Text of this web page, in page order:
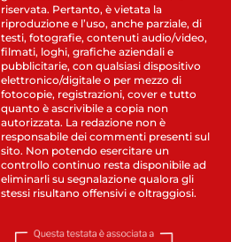
riservata. Pertanto, è vietata la
riproduzione e l’uso, anche parziale, di
testi, fotografie, contenuti audio/video,
filmati, loghi, grafiche aziendali e
pubblicitarie, con qualsiasi dispositivo
elettronico/digitale o per mezzo di
fotocopie, registrazioni, cover e tutto
quanto è ascrivibile a copia non
autorizzata. La redazione non è
responsabile dei commenti presenti sul
sito. Non potendo esercitare un
controllo continuo resta disponibile ad
eliminarli su segnalazione qualora gli
stessi risultano offensivi e oltraggiosi.